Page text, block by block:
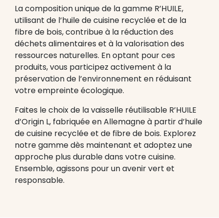
La composition unique de la gamme R’HUILE,
utilisant de l’huile de cuisine recyclée et de la
fibre de bois, contribue à la réduction des
déchets alimentaires et à la valorisation des
ressources naturelles. En optant pour ces
produits, vous participez activement à la
préservation de l’environnement en réduisant
votre empreinte écologique.
Faites le choix de la vaisselle réutilisable R’HUILE
d’Origin L, fabriquée en Allemagne à partir d’huile
de cuisine recyclée et de fibre de bois. Explorez
notre gamme dès maintenant et adoptez une
approche plus durable dans votre cuisine.
Ensemble, agissons pour un avenir vert et
responsable.